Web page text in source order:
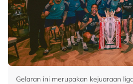
Gelaran ini merupakan kejuaraan